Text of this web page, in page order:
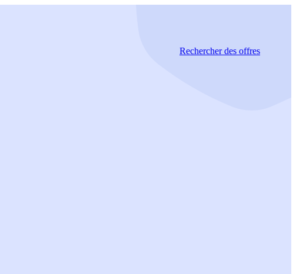
Rechercherdes offres